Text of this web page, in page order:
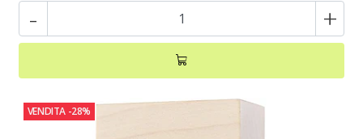
- +
VENDITA -28%